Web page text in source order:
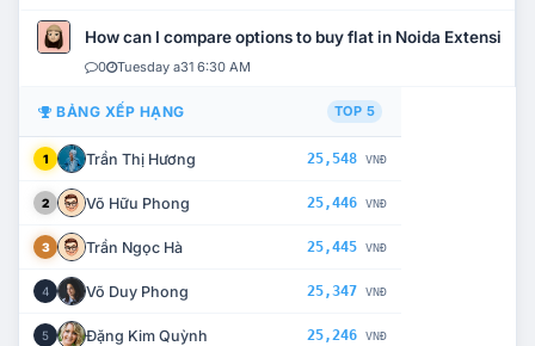
How can I compare options to buy flat in Noida Extension?
0 Tuesday a31 6:30 AM
BẢNG XẾP HẠNG TOP 5
1 Trần Thị Hương 25,548 VNĐ
2 Võ Hữu Phong 25,446 VNĐ
3 Trần Ngọc Hà 25,445 VNĐ
4 Võ Duy Phong 25,347 VNĐ
5 Đặng Kim Quỳnh 25,246 VNĐ